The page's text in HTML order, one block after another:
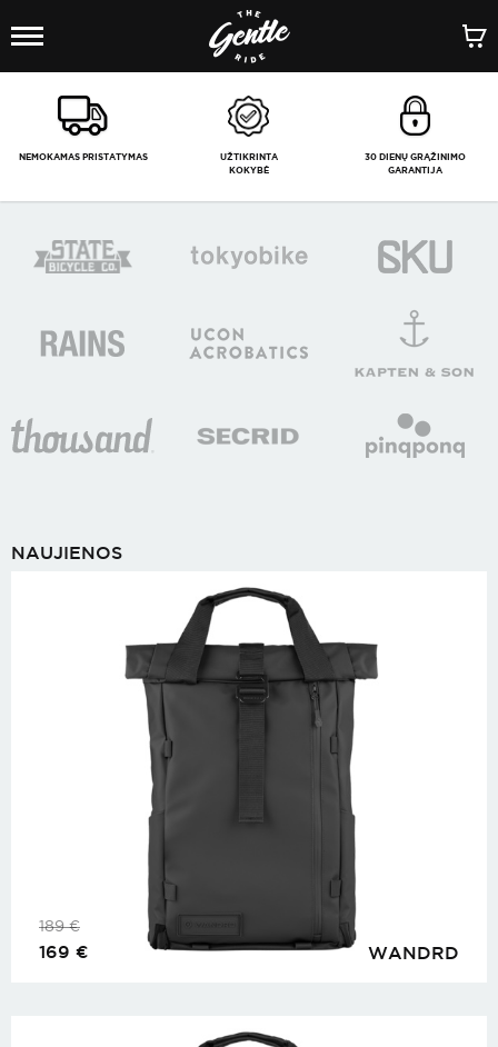
1/-
NEMOKAMAS PRISTATYMAS
UŽTIKRINTA
KOKYBĖ
30 DIENŲ GRĄŽINIMO
GARANTIJA
NAUJIENOS
WANDRD
189€
169 €